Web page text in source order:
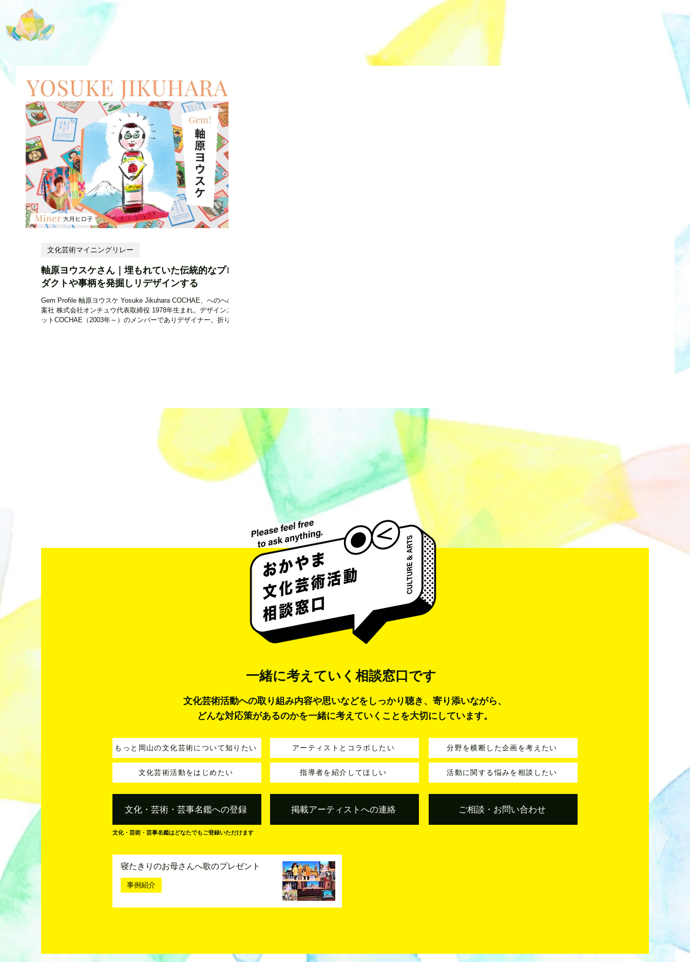
軸原ヨウスケさん｜埋もれていた伝統的なプロ
ダクトや事柄を発掘しリデザインする
Gem Profile 軸原ヨウスケ Yosuke Jikuhara COCHAE、へのへの図
案社 株式会社オンチュウ代表取締役 1978年生まれ。デザインユニ
ットCOCHAE（2003年～）のメンバーでありデザイナー。折り紙パ
文化芸術マイニングリレー
一緒に考えていく 相談窓口です
文化芸術活動への取り組み内容や思いなどをしっかり聴き、寄り添いながら、
どんな対応策があるのかを一緒に考えていくことを大切にしています。
もっと岡山の文化芸術について知りたい
文化芸術活動をはじめたい
アーティストとコラボしたい
指導者を紹介してほしい
分野を横断した企画を考えたい
活動に関する悩みを相談したい
文化・芸術・芸事名鑑への登録 掲載アーティストへの連絡 ご相談・お問い合わせ
文化・芸術・芸事名鑑はどなたでもご登録いただけます
寝たきりのお母さんへ歌のプレゼント
事例紹介